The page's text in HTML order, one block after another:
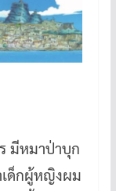
มีหมาป่าบุก
เด็กผู้หญิงผม